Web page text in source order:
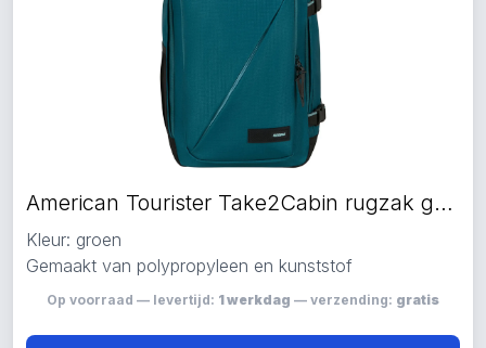
American Tourister Take2Cabin rugzak groen
Kleur: groen
Gemaakt van polypropyleen en kunststof
Op voorraad — levertijd: 1 werkdag — verzending: gratis